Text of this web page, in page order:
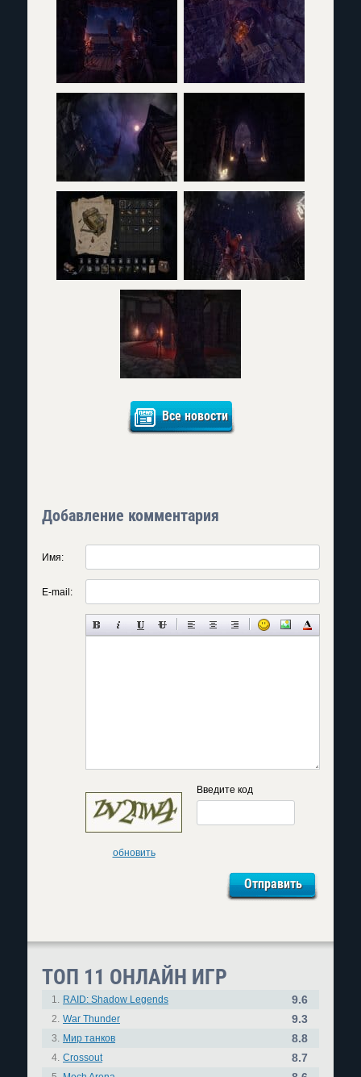
Все новости
Добавление комментария
Имя:
E-mail:
обновить
Введите код
ТОП 11 ОНЛАЙН ИГР
1. RAID: Shadow Legends 9.6
2. War Thunder 9.3
3. Мир танков 8.8
4. Crossout 8.7